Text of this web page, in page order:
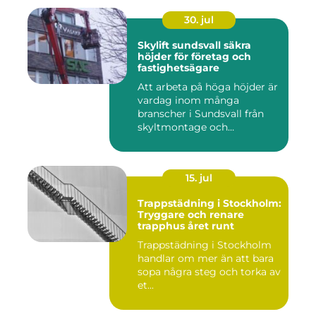
30. jul
Skylift sundsvall säkra
höjder för företag och
fastighetsägare
Att arbeta på höga höjder är
vardag inom många
branscher i Sundsvall från
skyltmontage och
15. jul
Trappstädning i Stockholm:
Tryggare och renare
trapphus året runt
Trappstädning i Stockholm
handlar om mer än att bara
sopa några steg och torka av
et...